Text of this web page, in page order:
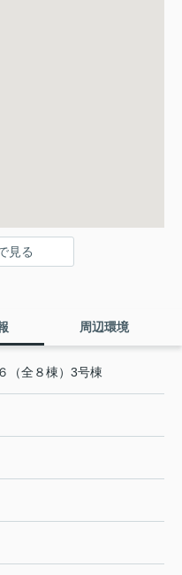
見る
周辺環境
（全８棟）3号棟